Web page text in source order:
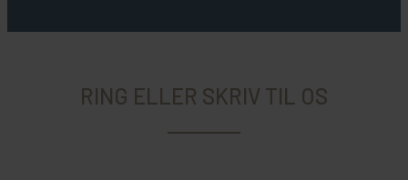
RING ELLER SKRIV TIL OS